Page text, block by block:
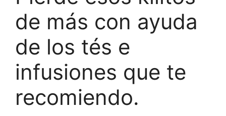
de más con ayuda
de los tés e
infusiones que te
recomiendo.